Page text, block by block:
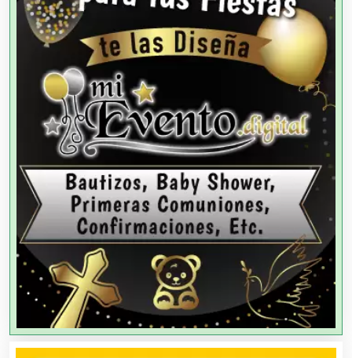
Agencias de Cobranza
Agencias de Colocación
Agencias de Modelos
Agencias de Publicidad
Agencias de Viajes
Agricultores